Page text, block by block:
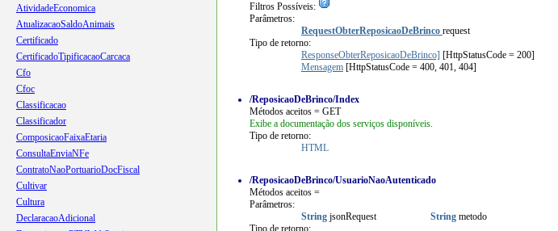
AtividadeEconomica
AtualizacaoSaldoAnimais
Certificado
CertificadoTipificacaoCarcaca
Cfo
Cfoc
Classificacao
Classificador
ComposicaoFaixaEtaria
ConsultaEnviaNFe
ContratoNaoPortuarioDocFiscal
Cultivar
Cultura
DeclaracaoAdicional
Filtros Possíveis:
Parâmetros:
RequestObterReposicaoDeBrinco request
Tipo de retorno:
ResponseObterReposicaoDeBrinco] [HttpStatusCode = 200]
Mensagem [HttpStatusCode = 400, 401, 404]
/ReposicaoDeBrinco/Index
Métodos aceitos = GET
Exibe a documentação dos serviços disponíveis.
Tipo de retorno:
HTML
/ReposicaoDeBrinco/UsuarioNaoAutenticado
Métodos aceitos =
Parâmetros:
String jsonRequest String metodo
Tipo de retorno: